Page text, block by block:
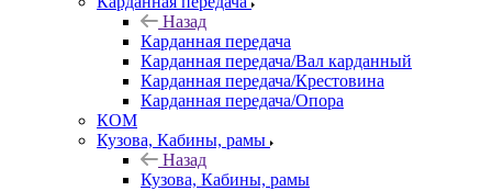
Назад
Карданная передача
Карданная передача/Вал карданный
Карданная передача/Крестовина
Карданная передача/Опора
КОМ
Кузова, Кабины, рамы
Назад
Кузова, Кабины, рамы